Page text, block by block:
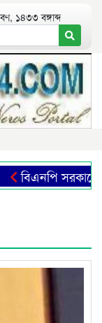
১৪৩৩ বঙ্গাব্দ
বিএনপি সরকারের